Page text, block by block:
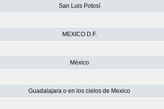
San Luis Potosí
MEXICO D.F.
México
Guadalajara o en los cielos de Mexico